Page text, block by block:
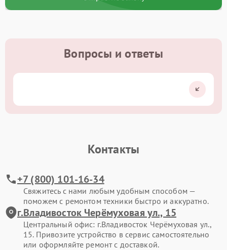
Вопросы и ответы
Контакты
+7 (800) 101-16-34
Свяжитесь с нами любым удобным способом —
поможем с ремонтом техники быстро и аккуратно.
г.Владивосток Черёмуховая ул., 15
Центральный офис: г.Владивосток Черёмуховая ул.,
15. Привозите устройство в сервис самостоятельно
или оформляйте ремонт с доставкой.